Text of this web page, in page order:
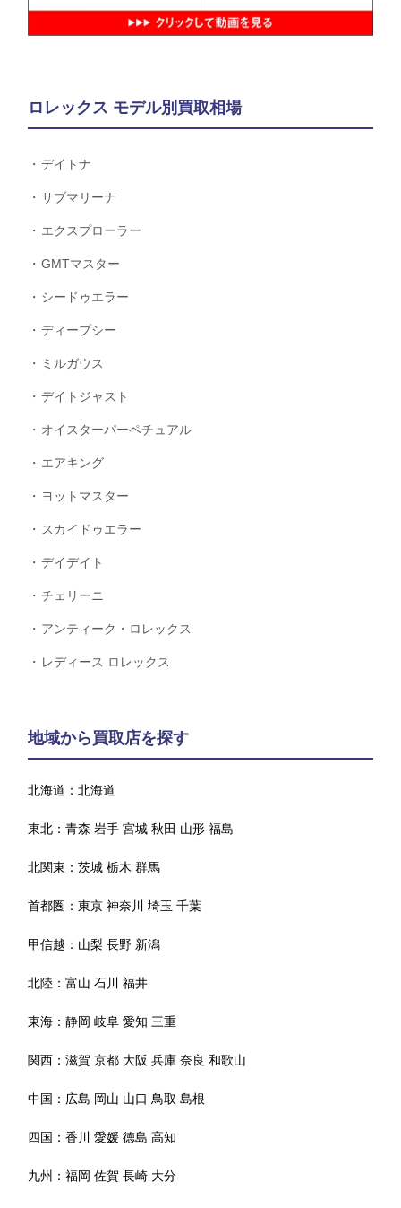
ロレックス モデル別買取相場
デイトナ
サブマリーナ
エクスプローラー
GMTマスター
シードゥエラー
ディープシー
ミルガウス
デイトジャスト
オイスターパーペチュアル
エアキング
ヨットマスター
スカイドゥエラー
デイデイト
チェリーニ
アンティーク・ロレックス
レディース ロレックス
地域から買取店を探す
北海道：北海道
東北：青森 岩手 宮城 秋田 山形 福島
北関東：茨城 栃木 群馬
首都圏：東京 神奈川 埼玉 千葉
甲信越： 山梨 長野 新潟
北陸：富山 石川 福井
東海：静岡 岐阜 愛知 三重
関西：滋賀 京都 大阪 兵庫 奈良 和歌山
中国： 広島 岡山 山口 鳥取 島根
四国：香川 愛媛 徳島 高知
九州：福岡 佐賀 長崎 大分